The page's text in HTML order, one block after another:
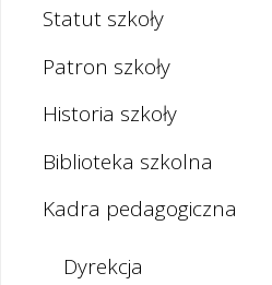
Statut szkoły
Patron szkoły
Historia szkoły
Biblioteka szkolna
Kadra pedagogiczna
Dyrekcja